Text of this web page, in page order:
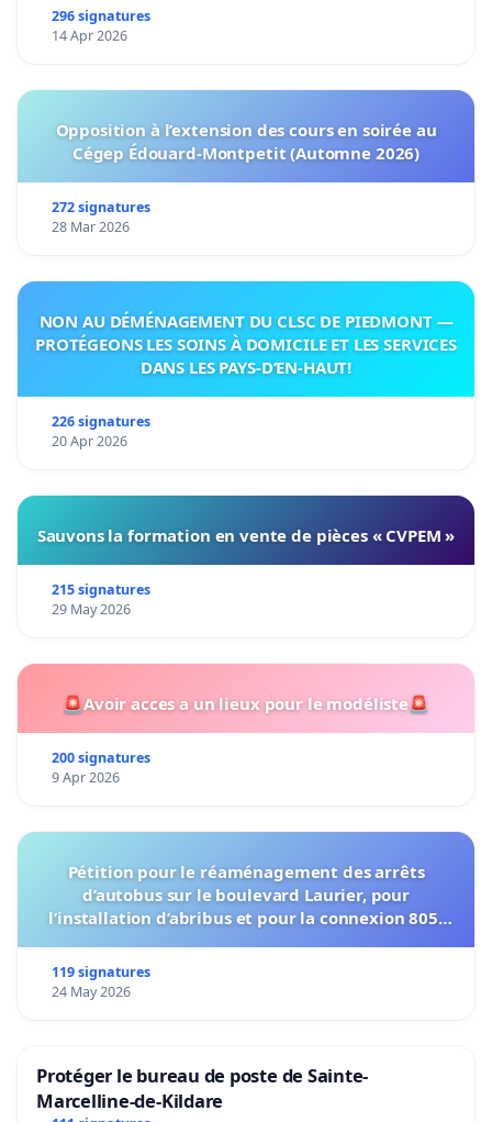
296 signatures
14 Apr 2026
Opposition à l’extension des cours en soirée au
Cégep Édouard-Montpetit (Automne 2026)
272 signatures
28 Mar 2026
NON AU DÉMÉNAGEMENT DU CLSC DE PIEDMONT —
PROTÉGEONS LES SOINS À DOMICILE ET LES SERVICES
DANS LES PAYS-D’EN-HAUT!
226 signatures
20 Apr 2026
Sauvons la formation en vente de pièces « CVPEM »
215 signatures
29 May 2026
🚨Avoir acces a un lieux pour le modéliste🚨
200 signatures
9 Apr 2026
Pétition pour le réaménagement des arrêts
d’autobus sur le boulevard Laurier, pour
l’installation d’abribus et pour la connexion 805-
119 signatures
24 May 2026
Protéger le bureau de poste de Sainte-
Marcelline-de-Kildare